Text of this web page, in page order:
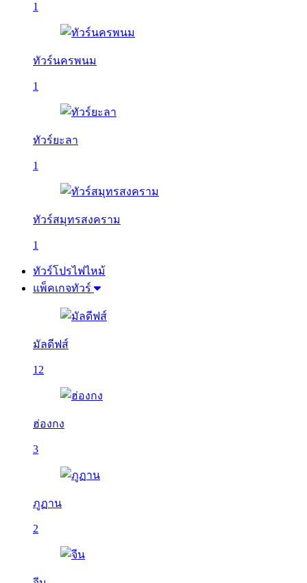
1
ทัวร์นครพนม
1
ทัวร์ยะลา
1
ทัวร์สมุทรสงคราม
1
ทัวร์โปรไฟไหม้
แพ็คเกจทัวร์
มัลดีฟส์
12
ฮ่องกง
3
ภูฏาน
2